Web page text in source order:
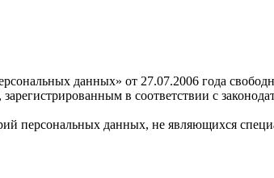
данных» от 27.07.2006 года
в соответствии с
персональных данных, не являющихся